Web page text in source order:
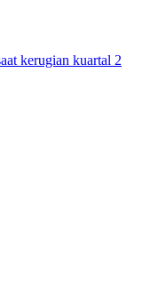
kerugian kuartal 2